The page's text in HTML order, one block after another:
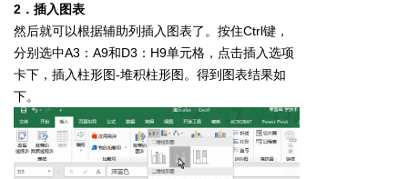
2．插入图表
然后就可以根据辅助列插入图表了。按住Ctrl键，
分别选中A3：A9和D3：H9单元格，点击插入选项
卡下，插入柱形图-堆积柱形图。得到图表结果如
下。